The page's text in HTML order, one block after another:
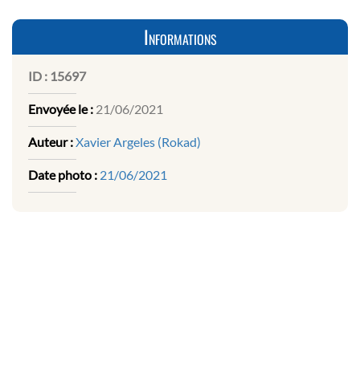
Informations
ID : 15697
Envoyée le : 21/06/2021
Auteur :Xavier Argeles (Rokad)
Date photo : 21/06/2021